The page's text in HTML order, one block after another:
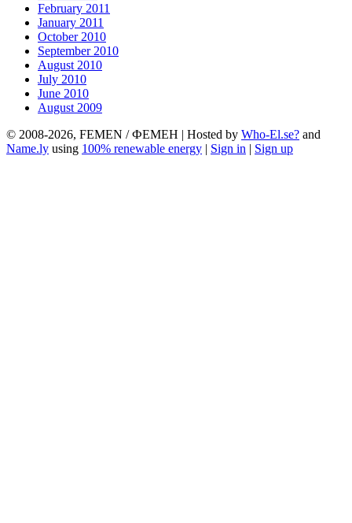
February 2011
January 2011
October 2010
September 2010
August 2010
July 2010
June 2010
August 2009
© 2008-2026, FEMEN / ФЕМЕН | Hosted by Who-El.se? and
Name.ly using 100% renewable energy | Sign in | Sign up